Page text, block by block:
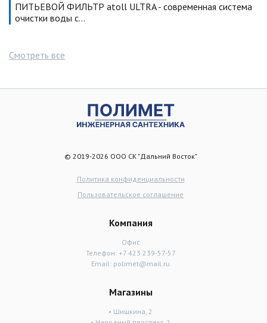
ПИТЬЕВОЙ ФИЛЬТР atoll ULTRA - современная система
очистки воды с…
Смотреть все
© 2019-2026 ООО СК "Дальний Восток"
Политика конфиденциальности
Пользовательское соглашение
Компания
Офис
Телефон: +7 423 239-57-57
Email: polimet@mail.ru
Магазины
• Шишкина, 2